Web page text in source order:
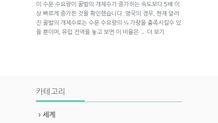
이 수분 수요량이 꿀벌의 개체수가 증가하는 속도보다 5배 이
상 빠르게 증가한 것을 확인했습니다. 영국의 경우, 현재 알려
진 꿀벌의 개체수로는 수분 수요량의 ¼ 가량을 충족시킬수 있
을 뿐이며, 유럽 전역을 놓고 보면 이 비율은 → 더 보기
카테고리
세계